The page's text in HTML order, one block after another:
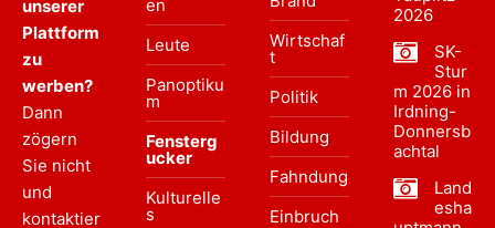
unserer
Plattform
zu
werben?
Dann
zögern
Sie nicht
und
kontaktier
en
Leute
Panoptiku
m
Fensterg
ucker
Kulturelle
s
Wirtschaf
t
Politik
Bildung
Fahndung
Einbruch
2026
SK-
Stur
m 2026 in
Irdning-
Donnersb
achtal
Land
esha